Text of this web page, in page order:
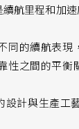
航里程和加
同的續航表
性之間的平衡
設計與生產工